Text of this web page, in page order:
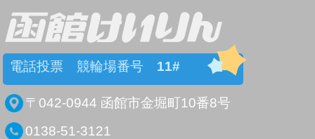
電話投票 競輪場番号 11#
〒042-0944 函館市金堀町10番8号
0138-51-3121